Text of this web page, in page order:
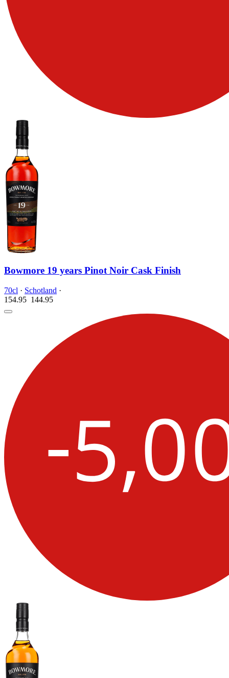
Bowmore 19 years Pinot Noir Cask Finish
70cl · Schotland ·
154.95 144.95